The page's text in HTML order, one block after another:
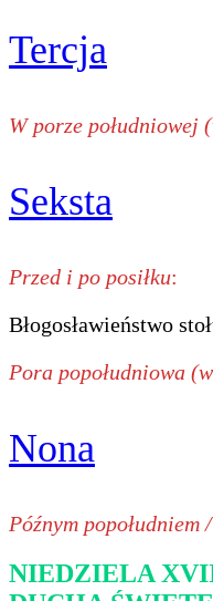
Tercja
W porze południowej
Seksta
Przed i po posiłku:
Błogosławieństwo
Pora popołudniowa
Nona
Późnym popołudniem
NIEDZIELA